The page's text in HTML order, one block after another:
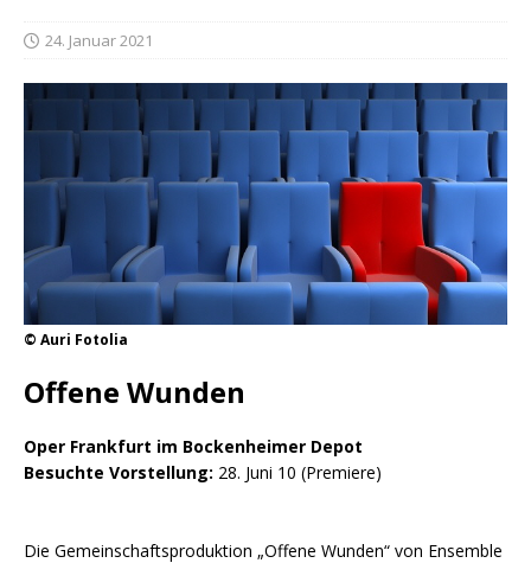
24. Januar 2021
© Auri Fotolia
Offene Wunden
Oper Frankfurt im Bockenheimer Depot
Besuchte Vorstellung: 28. Juni 10 (Premiere)
Die Gemeinschaftsproduktion „Offene Wunden“ von Ensemble